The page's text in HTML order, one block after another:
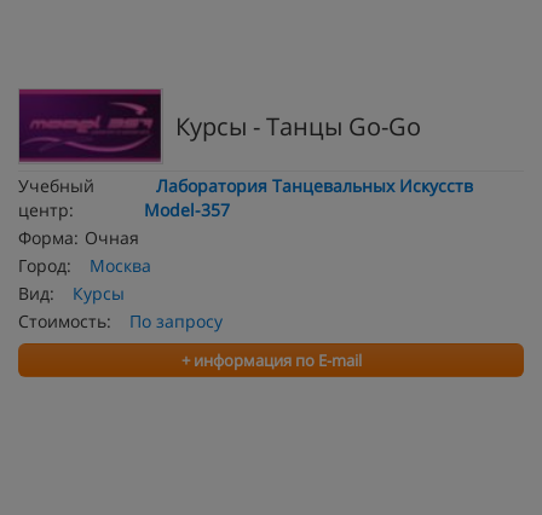
Курсы - Танцы Go-Go
Учебный
центр:
Лаборатория Танцевальных Искусств
Model-357
Форма: Очная
Город:
Москва
Вид:
Курсы
Стоимость:
По запросу
+ информация по E-mail